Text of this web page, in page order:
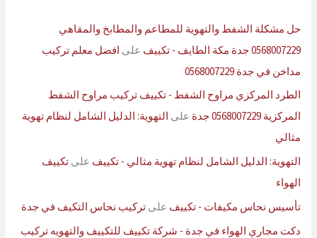
حل مشكلة الشفط والتهوية للمطاعم والمطابخ والمقاهي
0568007229 جدة مكة الطايف - تكييف
على افضل معلم تركيب
مداخن في جدة 0568007229
الطرد المركزي مراوح الشفط - تكييف تركيب مراوح الشفط
المركزية 0568007229 جدة
على التهوية: الدليل الشامل لنظام تهوية
مثالي
التهوية: الدليل الشامل لنظام تهوية مثالي - تكييف علىتكييف
الهواء
تأسيس نحاس مكيفات - تكييف علىتركيب نحاس التكيف في جدة
دكت مجاري الهواء في جدة - شركة تكييف للتكييف والتهويه تركيب